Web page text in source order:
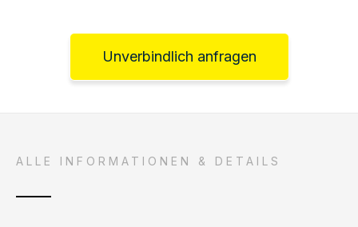
Unverbindlich anfragen
ALLE INFORMATIONEN & DETAILS